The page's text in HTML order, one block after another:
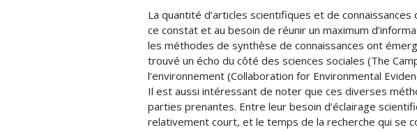
La quantité d’articles scientifiques et de
ce constat et au besoin de réunir un maximum
les méthodes de synthèse de connaissances ont
trouvé un écho du côté des sciences sociales (The
l’environnement (Collaboration for Environmental
Il est aussi intéressant de noter que ces diverses
parties prenantes. Entre leur besoin d’éclairage
relativement court, et le temps de la recherche qui se